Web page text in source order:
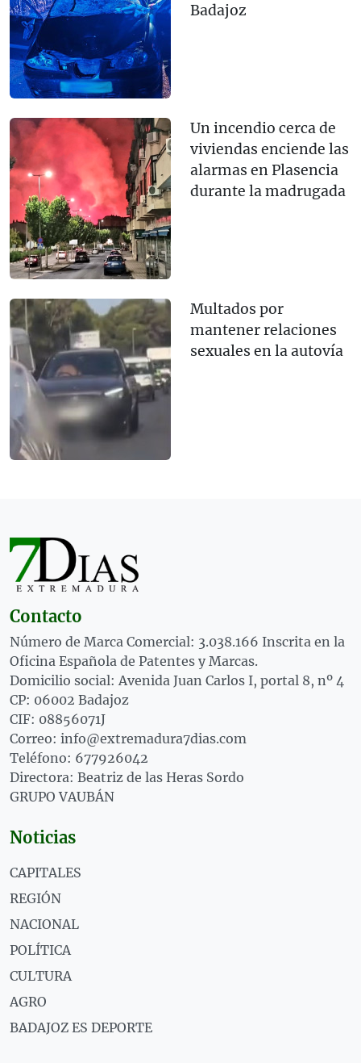
Badajoz
Un incendio cerca de
viviendas enciende las
alarmas en Plasencia
durante la madrugada
Multados por
mantener relaciones
sexuales en la autovía
Contacto
Número de Marca Comercial: 3.038.166 Inscrita en la
Oficina Española de Patentes y Marcas.
Domicilio social: Avenida Juan Carlos I, portal 8, nº 4
CP: 06002 Badajoz
CIF: 08856071J
Correo: info@extremadura7dias.com
Teléfono: 677926042
Directora: Beatriz de las Heras Sordo
GRUPO VAUBÁN
Noticias
CAPITALES
REGIÓN
NACIONAL
POLÍTICA
CULTURA
AGRO
BADAJOZ ES DEPORTE